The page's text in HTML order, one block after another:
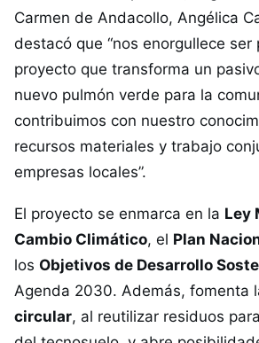
Carmen de Andacollo, Angélica
destacó que “nos enorgullece
proyecto que transforma un
nuevo pulmón verde para la
contribuimos con nuestro
recursos materiales y trabajo
empresas locales”.
El proyecto se enmarca en la Ley
Cambio Climático, el Plan
los Objetivos de Desarrollo
Agenda 2030. Además, fomenta
circular, al reutilizar residuos